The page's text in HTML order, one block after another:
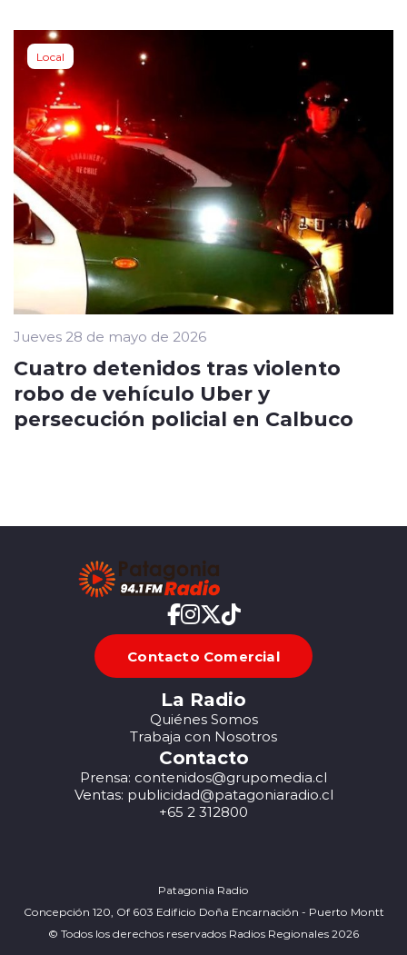
Local
Jueves 28 de mayo de 2026
Cuatro detenidos tras violento
robo de vehículo Uber y
persecución policial en Calbuco
Contacto Comercial
La Radio
Quiénes Somos
Trabaja con Nosotros
Contacto
Prensa: contenidos@grupomedia.cl
Ventas: publicidad@patagoniaradio.cl
+65 2 312800
Patagonia Radio
Concepción 120, Of 603 Edificio Doña Encarnación - Puerto Montt
© Todos los derechos reservados Radios Regionales 2026